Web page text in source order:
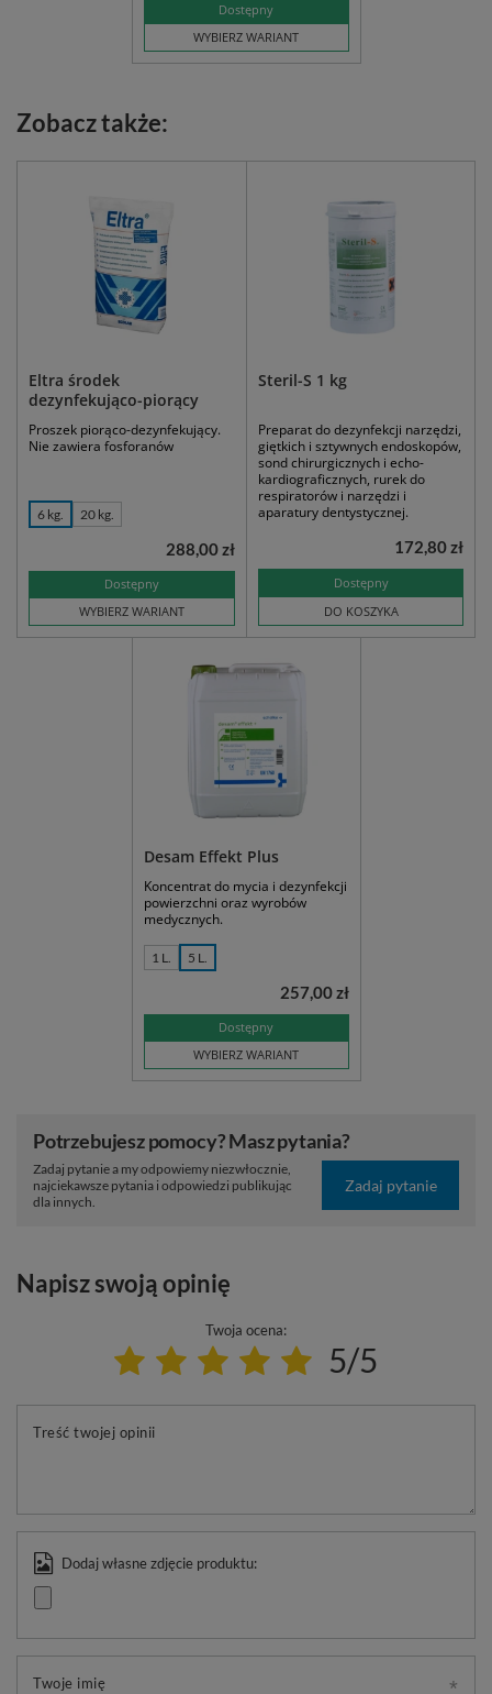
Dostępny
WYBIERZ WARIANT
Zobacz także:
Eltra środek
dezynfekująco-piorący
Proszek piorąco-dezynfekujący.
Nie zawiera fosforanów
6 kg. 20 kg.
Dostępny
WYBIERZ WARIANT
288,00 zł
Steril-S 1 kg
Preparat do dezynfekcji narzędzi,
giętkich i sztywnych endoskopów,
sond chirurgicznych i echo-
kardiograficznych, rurek do
respiratorów i narzędzi i
aparatury dentystycznej.
Dostępny
DO KOSZYKA
172,80 zł
Desam Effekt Plus
Koncentrat do mycia i dezynfekcji
powierzchni oraz wyrobów
medycznych.
1 L. 5 L.
Dostępny
WYBIERZ WARIANT
257,00 zł
Potrzebujesz pomocy? Masz pytania?
Zadaj pytanie a my odpowiemy niezwłocznie,
najciekawsze pytania i odpowiedzi publikując
dla innych.
Zadaj pytanie
Napisz swoją opinię
Twoja ocena:
5/5
Treść twojej opinii
Dodaj własne zdjęcie produktu:
Twoje imię